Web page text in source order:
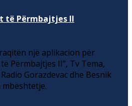
të Përmbajtjes II
një aplikacion për
Përmbajtjes II”, Tv Tema,
Gorazdevac dhe Besnik